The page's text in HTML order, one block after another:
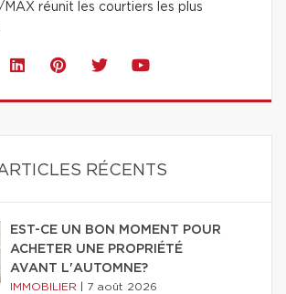
MAX réunit les courtiers les plus
RÉCENTS
EST-CE UN BON MOMENT POUR
ACHETER UNE PROPRIÉTÉ
AVANT L'AUTOMNE?
IMMOBILIER 7 août 2026